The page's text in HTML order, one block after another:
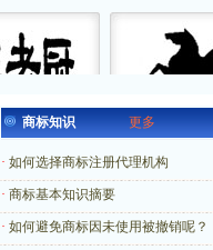
商标知识 更多
· 如何选择商标注册代理机构
· 商标基本知识摘要
· 如何避免商标因未使用被撤销呢？